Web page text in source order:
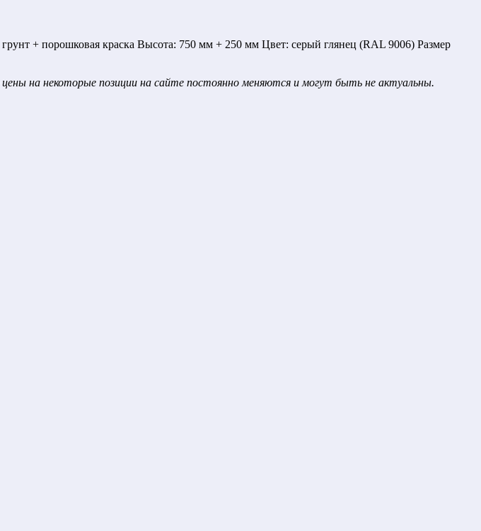
+ порошковая краска Высота: 750 мм + 250 мм Цвет: серый глянец (RAL 9006) Размер
на некоторые позиции на сайте постоянно меняются и могут быть не актуальны.